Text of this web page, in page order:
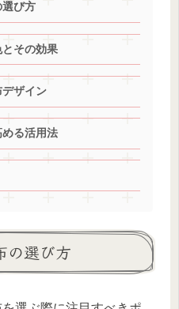
び方
その効果
ザイン
る活用法
の選び方